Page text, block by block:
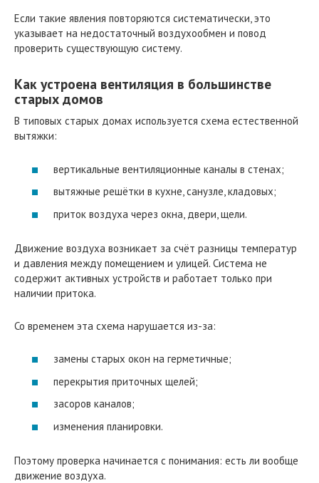
Если такие явления повторяются систематически, это
указывает на недостаточный воздухообмен и повод
проверить существующую систему.
Как устроена вентиляция в большинстве
старых домов
В типовых старых домах используется схема естественной
вытяжки:
вертикальные вентиляционные каналы в стенах;
вытяжные решётки в кухне, санузле, кладовых;
приток воздуха через окна, двери, щели.
Движение воздуха возникает за счёт разницы температур
и давления между помещением и улицей. Система не
содержит активных устройств и работает только при
наличии притока.
Со временем эта схема нарушается из-за:
замены старых окон на герметичные;
перекрытия приточных щелей;
засоров каналов;
изменения планировки.
Поэтому проверка начинается с понимания: есть ли вообще
движение воздуха.